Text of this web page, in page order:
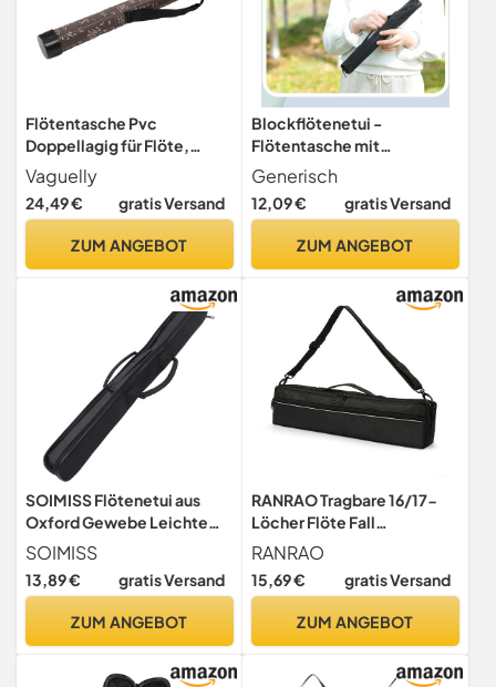
Flötentasche Pvc
Doppellagig für Flöte,
Tragbarer Koffer für Musiker
Vaguelly
24,49 € gratis Versand
ZUM ANGEBOT
Blockflötenetui -
Flötentasche mit
Reißverschluss |
Wasserdichte Oxford-
Stofftasche | Tragbare
zur Aufbewahrung von
Frauen, Männer, Musiker
Generisch
12,09 € gratis Versand
ZUM ANGEBOT
SOIMISS Flötenetui aus
Oxford Gewebe Leichte
Schwarze Flötentasche mit
Innennetz Schützt die Flöte
für Aufbewahrung und
SOIMISS
13,89 € gratis Versand
ZUM ANGEBOT
RANRAO Tragbare 16/17-
Löcher Flöte Fall
Abdeckung
Aufbewahrungstasche
Leinwand Schwarz C-Dur
RANRAO
15,69 € gratis Versand
ZUM ANGEBOT